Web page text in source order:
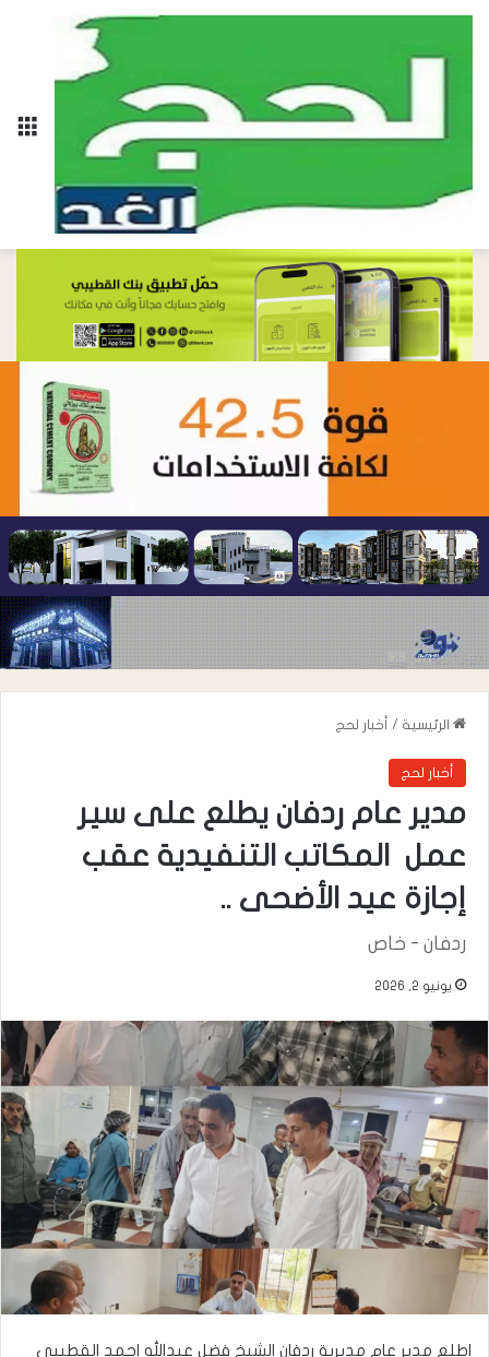
الرئيسية / أخبار لحج
أخبار لحج
مدير عام ردفان يطلع على سير
عمل المكاتب التنفيدية عقب
إجازة عيد الأضحى ..
ردفان - خاص
يونيو 2, 2026
اطلع مدير عام مديرية ردفان الشيخ فضل عبدالله احمد القطيبي